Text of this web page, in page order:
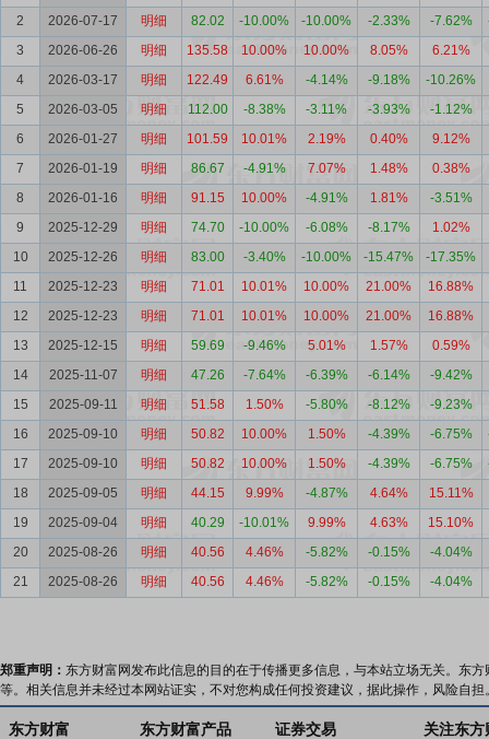
2
2026-07-17 明细 82.02 -10.00% -10.00% -2.33% -7.62%
3
2026-06-26 明细 135.58 10.00% 10.00% 8.05%
6.21%
4
2026-03-17 明细 122.49 6.61% -4.14% -9.18%
-10.26%
5
2026-03-05 明细 112.00 -8.38% -3.11% -3.93%
-1.12%
6
2026-01-27 明细 101.59 10.01% 2.19% 0.40%
9.12%
7
2026-01-19 明细 86.67 -4.91% 7.07% 1.48%
0.38%
8
2026-01-16 明细 91.15 10.00% -4.91% 1.81%
-3.51%
9
2025-12-29 明细 74.70 -10.00% -6.08% -8.17%
1.02%
10
2025-12-26 明细 83.00 -3.40% -10.00% -15.47%
-17.35%
11
2025-12-23 明细 71.01 10.01% 10.00% 21.00%
16.88%
12
2025-12-23 明细 71.01 10.01% 10.00% 21.00%
16.88%
13
2025-12-15 明细 59.69 -9.46% 5.01% 1.57%
0.59%
14
2025-11-07 明细 47.26 -7.64% -6.39% -6.14%
-9.42%
15
2025-09-11 明细 51.58 1.50% -5.80% -8.12% -9.23%
16
2025-09-10 明细 50.82 10.00% 1.50% -4.39% -6.75%
17
2025-09-10 明细 50.82 10.00% 1.50% -4.39% -6.75%
18
2025-09-05 明细 44.15 9.99% -4.87% 4.64%
15.11%
19
2025-09-04 明细 40.29 -10.01% 9.99% 4.63%
15.10%
20
2025-08-26 明细 40.56 4.46% -5.82% -0.15%
-4.04%
21
2025-08-26 明细 40.56 4.46% -5.82% -0.15% -4.04%
郑重声明： 东方财富网发布此信息的目的在于传播更多信息，与本站立场无关。东
等。相关信息并未经过本网站证实，不对您构成任何投资建议，据此操作，风险自担